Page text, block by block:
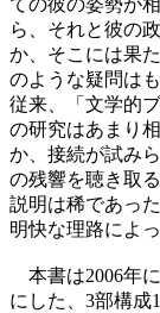
ての彼の姿勢が
ら、それと彼の
か、そこには果
のような疑問は
従来、「文学的
の研究はあまり
か、接続が試み
の残響を聴き取
説明は稀であっ
明快な理路によ
本書は2006年
にした、3部構成